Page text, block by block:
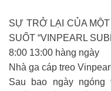
SỰ TRỞ LẠI CỦA
SUỐT “VINPEARL
8:00 13:00 hàng ngày
Nhà ga cáp treo Vinpearl
Sau bao ngày ngóng